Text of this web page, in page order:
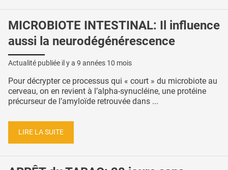
MICROBIOTE INTESTINAL: Il influence
aussi la neurodégénérescence
Actualité publiée il y a 9 années 10 mois
Pour décrypter ce processus qui « court » du microbiote au
cerveau, on en revient à l’alpha-synucléine, une protéine
précurseur de l’amyloïde retrouvée dans ...
LIRE LA SUITE